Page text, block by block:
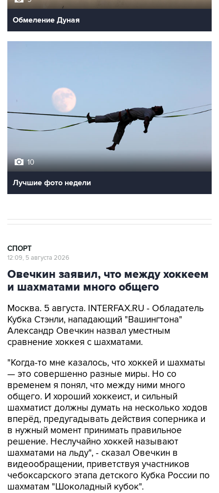
Обмеление Дуная
10
Лучшие фото недели
СПОРТ
12:09, 5 августа 2026
Овечкин заявил, что между хоккеем
и шахматами много общего
Москва. 5 августа. INTERFAX.RU - Обладатель
Кубка Стэнли, нападающий "Вашингтона"
Александр Овечкин назвал уместным
сравнение хоккея с шахматами.
"Когда-то мне казалось, что хоккей и шахматы
— это совершенно разные миры. Но со
временем я понял, что между ними много
общего. И хороший хоккеист, и сильный
шахматист должны думать на несколько ходов
вперёд, предугадывать действия соперника и
в нужный момент принимать правильное
решение. Неслучайно хоккей называют
шахматами на льду", - сказал Овечкин в
видеообращении, приветствуя участников
чебоксарского этапа детского Кубка России по
шахматам "Шоколадный кубок".